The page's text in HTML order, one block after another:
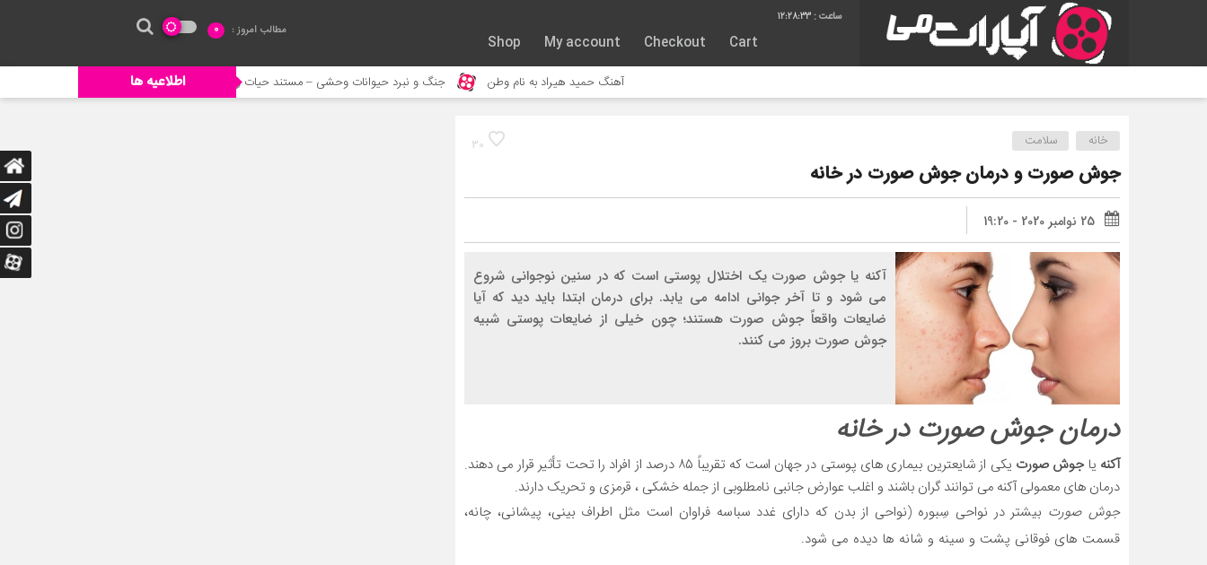
12:28:34
Cart
Checkout
My account
Shop
مطالب امروز : 0
اطلاعیه ها آهنگ حمید هیراد به نام وطن جنگ و نبرد حیوانات وحشی – مستند حیات وحش خورده شدن ادم توسط حیوانات وحشی
30 خانه سلامت
جوش صورت و درمان جوش صورت در خانه
25 نوامبر 2020 - 19:20
آکنه یا جوش صورت یک اختلال پوستی است که در سنین نوجوانی شروع
می شود و تا آخر جوانی ادامه می یابد. برای درمان ابتدا باید دید که آیا
ضایعات واقعاً جوش صورت هستند؛ چون خیلی از ضایعات پوستی شبیه
جوش صورت بروز می کنند.
درمان جوش صورت در خانه
آکنه یا جوش صورت
یکی از شایعترین بیماری های پوستی در جهان است که تقریباً ۸۵ درصد از افراد را تحت تأثیر قرار می دهند.
درمان های معمولی آکنه می توانند گران باشند و اغلب عوارض جانبی نامطلوبی از جمله خشکی ، قرمزی و تحریک دارند.
جوش صورت بیشتر در نواحی سِبوره (نواحی از بدن که دارای غدد سباسه فراوان است مثل اطراف بینی، پیشانی، چانه،
قسمت های فوقانی پشت و سینه و شانه ها دیده می شود.